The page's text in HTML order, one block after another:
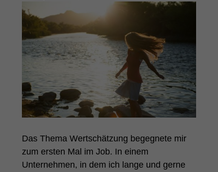
Das Thema Wertschätzung begegnete mir
zum ersten Mal im Job. In einem
Unternehmen, in dem ich lange und gerne